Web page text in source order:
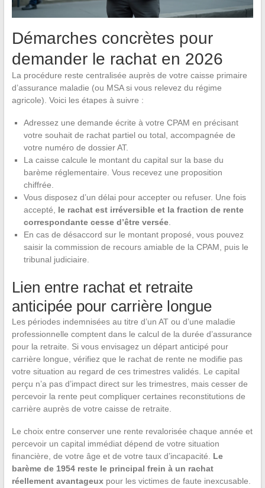
Démarches concrètes pour
demander le rachat en 2026
La procédure reste centralisée auprès de votre caisse primaire
d’assurance maladie (ou MSA si vous relevez du régime
agricole). Voici les étapes à suivre :
Adressez une demande écrite à votre CPAM en précisant
votre souhait de rachat partiel ou total, accompagnée de
votre numéro de dossier AT.
La caisse calcule le montant du capital sur la base du
barème réglementaire. Vous recevez une proposition
chiffrée.
Vous disposez d’un délai pour accepter ou refuser. Une fois
accepté, le rachat est irréversible et la fraction de rente
correspondante cesse d’être versée.
En cas de désaccord sur le montant proposé, vous pouvez
saisir la commission de recours amiable de la CPAM, puis le
tribunal judiciaire.
Lien entre rachat et retraite
anticipée pour carrière longue
Les périodes indemnisées au titre d’un AT ou d’une maladie
professionnelle comptent dans le calcul de la durée d’assurance
pour la retraite. Si vous envisagez un départ anticipé pour
carrière longue, vérifiez que le rachat de rente ne modifie pas
votre situation au regard de ces trimestres validés. Le capital
perçu n’a pas d’impact direct sur les trimestres, mais cesser de
percevoir la rente peut compliquer certaines reconstitutions de
carrière auprès de votre caisse de retraite.
Le choix entre conserver une rente revalorisée chaque année et
percevoir un capital immédiat dépend de votre situation
financière, de votre âge et de votre taux d’incapacité. Le
barème de 1954 reste le principal frein à un rachat
réellement avantageuxpour les victimes de faute inexcusable.